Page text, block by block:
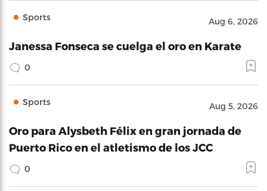
Sports Aug 6, 2026
Janessa Fonseca se cuelga el oro en Karate
0
Sports Aug 5, 2026
Oro para Alysbeth Félix en gran jornada de
Puerto Rico en el atletismo de los JCC
0